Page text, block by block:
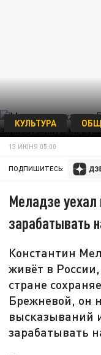
КУЛЬТУРА
13 ИЮНЯ 05:00
ПОДПИШИТЕСЬ:
Меладзе
зарабатывать
Константин
живёт в
стране
Брежневой, он
высказываний
зарабатывать